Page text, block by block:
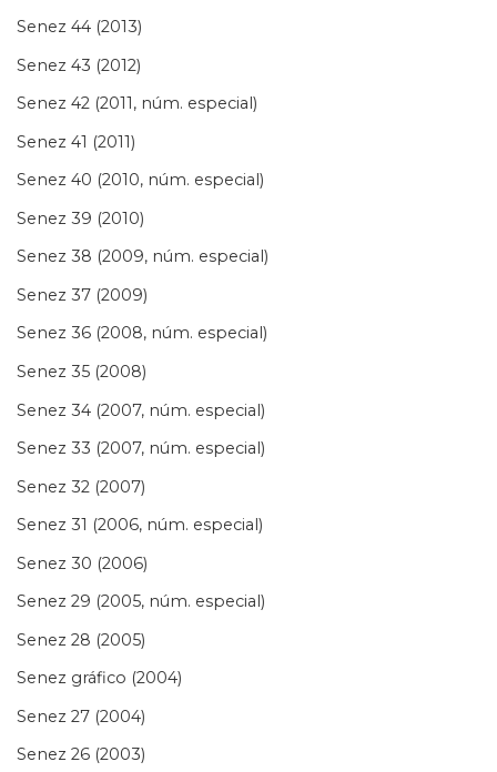
Senez 44 (2013)
Senez 43 (2012)
Senez 42 (2011, núm. especial)
Senez 41 (2011)
Senez 40 (2010, núm. especial)
Senez 39 (2010)
Senez 38 (2009, núm. especial)
Senez 37 (2009)
Senez 36 (2008, núm. especial)
Senez 35 (2008)
Senez 34 (2007, núm. especial)
Senez 33 (2007, núm. especial)
Senez 32 (2007)
Senez 31 (2006, núm. especial)
Senez 30 (2006)
Senez 29 (2005, núm. especial)
Senez 28 (2005)
Senez gráfico (2004)
Senez 27 (2004)
Senez 26 (2003)